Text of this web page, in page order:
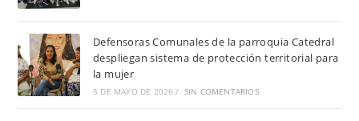
Defensoras Comunales de la parroquia Catedral
despliegan sistema de protección territorial para
la mujer
5 DE MAYO DE 2026 / SIN COMENTARIOS